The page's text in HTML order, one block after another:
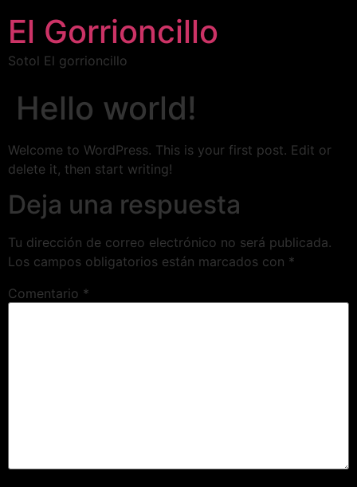
El Gorrioncillo
Sotol El gorrioncillo
Hello world!
Welcome to WordPress. This is your first post. Edit or
delete it, then start writing!
Deja una respuesta
Tu dirección de correo electrónico no será publicada.
Los campos obligatorios están marcados con *
Comentario *